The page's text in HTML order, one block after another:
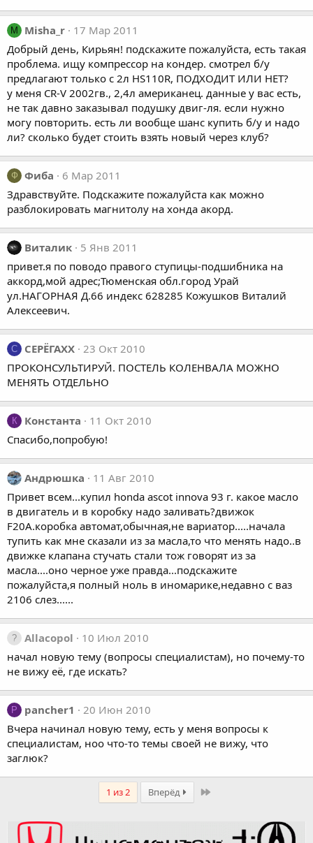
M Misha_r
17 Мар 2011
Добрый день, Кирьян! подскажите пожалуйста, есть такая
проблема. ищу компрессор на кондер. смотрел б/у
предлагают только с 2л HS110R, ПОДХОДИТ ИЛИ НЕТ?
у меня CR-V 2002гв., 2,4л американец. данные у вас есть,
не так давно заказывал подушку двиг-ля. если нужно
могу повторить. есть ли вообще шанс купить б/у и надо
ли? сколько будет стоить взять новый через клуб?
Ф Фиба
6 Мар 2011
Здравствуйте. Подскажите пожалуйста как можно
разблокировать магнитолу на хонда акорд.
Виталик
5 Янв 2011
привет.я по поводо правого ступицы-подшибника на
аккорд,мой адрес;Тюменская обл.город Урай
ул.НАГОРНАЯ Д.66 индекс 628285 Кожушков Виталий
Алексеевич.
С СЕРЁГАХХ 23 Окт 2010
ПРОКОНСУЛЬТИРУЙ. ПОСТЕЛЬ КОЛЕНВАЛА МОЖНО
МЕНЯТЬ ОТДЕЛЬНО
К Константа
11 Окт 2010
Спасибо,попробую!
Андрюшка
11 Авг 2010
Привет всем...купил honda ascot innova 93 г. какое масло
в двигатель и в коробку надо заливать?движок
F20A.коробка автомат,обычная,не вариатор.....начала
тупить как мне сказали из за масла,то что менять надо..в
движке клапана стучать стали тож говорят из за
масла....оно черное уже правда...подскажите
пожалуйста,я полный ноль в иномарике,недавно с ваз
2106 слез......
Allacopol
10 Июл 2010
начал новую тему (вопросы специалистам), но почему-то
не вижу её, где искать?
P pancher1
20 Июн 2010
Вчера начинал новую тему, есть у меня вопросы к
специалистам, ноо что-то темы своей не вижу, что
заглюк?
1 из 2 Вперёд Last